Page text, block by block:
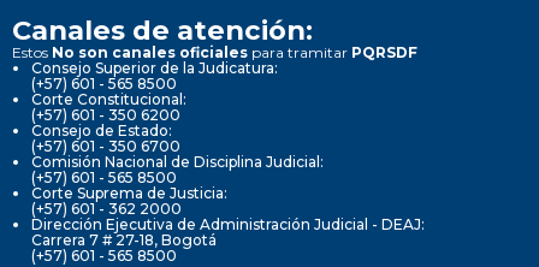
Canales de atención:
Estos No son canales oficiales para tramitar PQRSDF
Consejo Superior de la Judicatura:
(+57) 601 - 565 8500
Corte Constitucional:
(+57) 601 - 350 6200
Consejo de Estado:
(+57) 601 - 350 6700
Comisión Nacional de Disciplina Judicial:
(+57) 601 - 565 8500
Corte Suprema de Justicia:
(+57) 601 - 362 2000
Dirección Ejecutiva de Administración Judicial - DEAJ:
Carrera 7 # 27-18, Bogotá
(+57) 601 - 565 8500